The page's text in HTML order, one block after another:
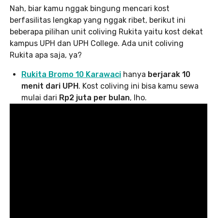
Nah, biar kamu nggak bingung mencari kost
berfasilitas lengkap yang nggak ribet, berikut ini
beberapa pilihan unit coliving Rukita yaitu kost dekat
kampus UPH dan UPH College. Ada unit coliving
Rukita apa saja, ya?
Rukita Bromo 10 Karawaci hanya berjarak 10
menit dari UPH. Kost coliving ini bisa kamu sewa
mulai dari Rp2 juta per bulan, lho.